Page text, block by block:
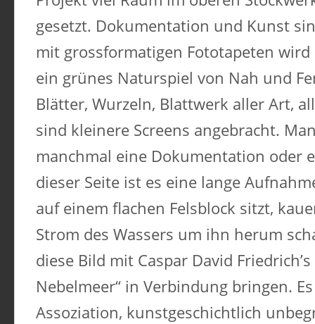
gesetzt. Dokumentation und Kunst
mit grossformatigen Fototapeten
ein grünes Naturspiel von Nah und
Blätter, Wurzeln, Blattwerk aller Art,
sind kleinere Screens angebracht.
manchmal eine Dokumentation oder
dieser Seite ist es eine lange
auf einem flachen Felsblock sitzt,
Strom des Wassers um ihn herum
diese Bild mit Caspar David
Nebelmeer“ in Verbindung bringen.
Assoziation, kunstgeschichtlich